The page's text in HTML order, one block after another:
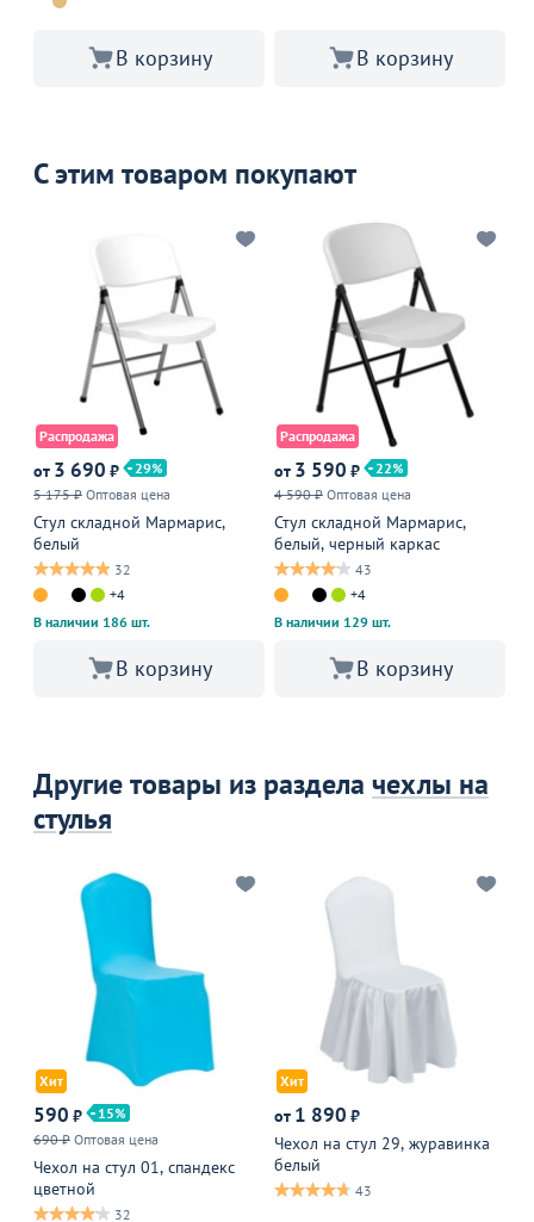
В корзину В корзину
С этим товаром покупают
Распродажа
от 3 690 ₽
29
5 175 ₽ Оптовая цена
Стул складной Мармарис,
белый
32
+4
В наличии 186 шт.
В корзину
Распродажа
от 3 590 ₽
22
4 590 ₽ Оптовая цена
Стул складной Мармарис,
белый, черный каркас
43
+4
В наличии 129 шт.
В корзину
Другие товары из раздела чехлы на
стулья
Хит
590 ₽
15
690 ₽ Оптовая цена
Чехол на стул 01, спандекс
цветной
32
Хит
от 1 890 ₽
Чехол на стул 29, журавинка
белый
43